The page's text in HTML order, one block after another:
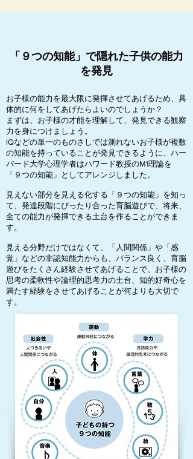
「９つの知能」で隠れた子供の能力
を発見
お子様の能力を最大限に発揮させてあげるため、具
体的に何をしてあげたらよいのでしょうか？
まずは、お子様の才能を理解して、発見できる観察
力を身につけましょう。
IQなどの単一のものさしでは測れないお子様が複数
の知能を持っていることが発見できるように、ハー
バード大学心理学者はハワード教授のM1理論を
「９つの知能」としてアレンジしました。
見えない部分を見える化する「９つの知能」を知っ
て、発達段階にぴったり合った育脳遊びで、将来、
全ての能力が発揮できる土台を作ることができま
す。
見える分野だけではなくて、「人間関係」や「感
覚」などの非認知能力からも、バランス良く、育脳
遊びをたくさん経験させてあげることで、お子様の
思考の柔軟性や論理的思考力の土台、知的好奇心を
満たす経験をさせてあげることが何よりも大切で
す。